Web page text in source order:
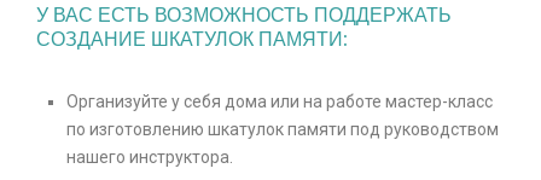
У ВАС ЕСТЬ ВОЗМОЖНОСТЬ ПОДДЕРЖАТЬ
СОЗДАНИЕ ШКАТУЛОК ПАМЯТИ:
Организуйте у себя дома или на работе мастер-класс
по изготовлению шкатулок памяти под руководством
нашего инструктора.